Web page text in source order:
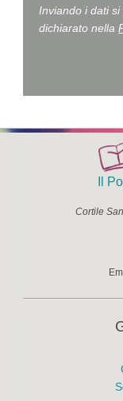
Inviando i dati
dichiarato nella
Il
Cortile